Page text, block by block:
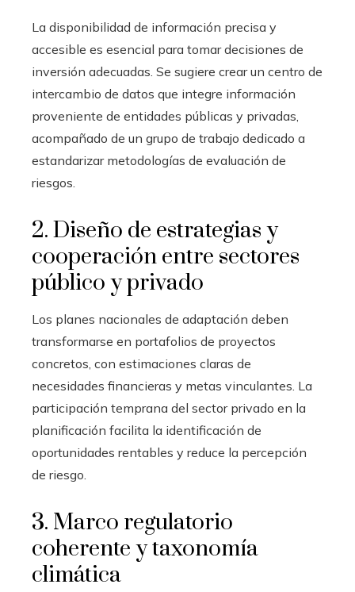
La disponibilidad de información precisa y
accesible es esencial para tomar decisiones de
inversión adecuadas. Se sugiere crear un centro de
intercambio de datos que integre información
proveniente de entidades públicas y privadas,
acompañado de un grupo de trabajo dedicado a
estandarizar metodologías de evaluación de
riesgos.
2. Diseño de estrategias y
cooperación entre sectores
público y privado
Los planes nacionales de adaptación deben
transformarse en portafolios de proyectos
concretos, con estimaciones claras de
necesidades financieras y metas vinculantes. La
participación temprana del sector privado en la
planificación facilita la identificación de
oportunidades rentables y reduce la percepción
de riesgo.
3. Marco regulatorio
coherente y taxonomía
climática